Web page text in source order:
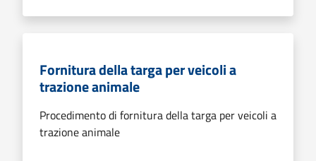
Fornitura della targa per veicoli a
trazione animale
Procedimento di fornitura della targa per veicoli a
trazione animale